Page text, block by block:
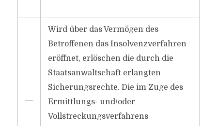
―
Wird über das Vermögen des
Betroffenen das Insolvenzverfahren
eröffnet, erlöschen die durch die
Staatsanwaltschaft erlangten
Sicherungsrechte. Die im Zuge des
Ermittlungs- und/​oder
Vollstreckungsverfahrens